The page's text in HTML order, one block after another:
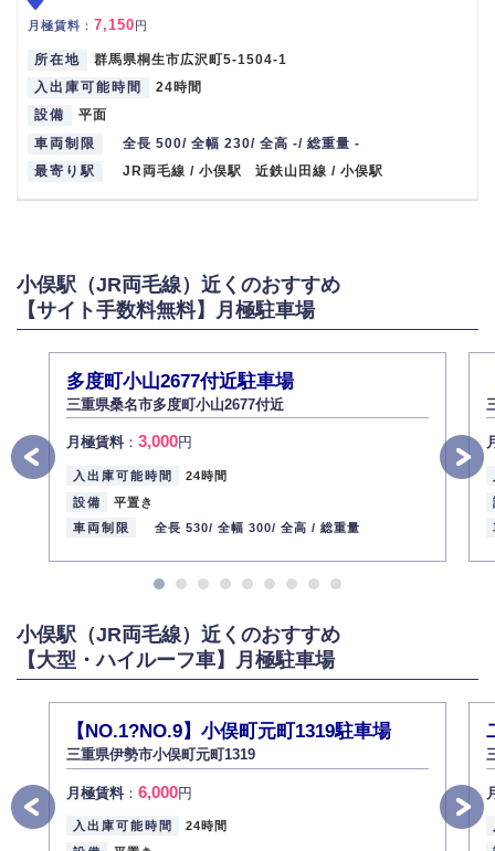
月極賃料 ： 7,150円
所在地
群馬県桐生市広沢町5-1504-1
入出庫可能時間
24時間
設備
平面
車両制限
全長 500/ 全幅 230/ 全高 -/ 総重量 -
最寄り駅
JR両毛線 / 小俣駅 近鉄山田線 / 小俣駅
小俣駅（JR両毛線）近くのおすすめ
【サイト手数料無料】月極駐車場
多度町小山2677付近駐車場
三重県桑名市多度町小山2677付近
月極賃料： 3,000円
入出庫可能時間
24時間
設備
平置き
車両制限
全長 530/ 全幅 300/ 全高 / 総重量
小俣駅（JR両毛線）近くのおすすめ
【大型・ハイルーフ車】月極駐車場
【NO.1?NO.9】小俣町元町1319駐車場
三重県伊勢市小俣町元町1319
月極賃料： 6,000円
入出庫可能時間
24時間